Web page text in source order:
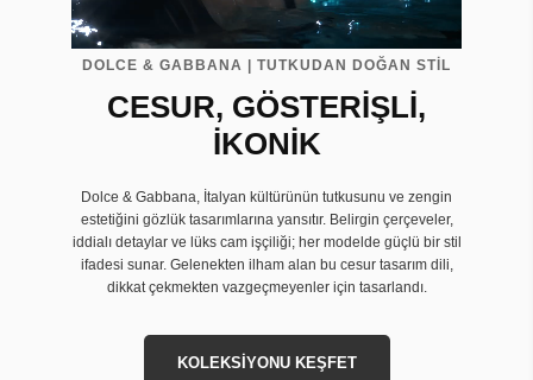
DOLCE & GABBANA | TUTKUDAN DOĞAN STİL
CESUR, GÖSTERİŞLİ,
İKONİK
Dolce & Gabbana, İtalyan kültürünün tutkusunu ve zengin
estetiğini gözlük tasarımlarına yansıtır. Belirgin çerçeveler,
iddialı detaylar ve lüks cam işçiliği; her modelde güçlü bir stil
ifadesi sunar. Gelenekten ilham alan bu cesur tasarım dili,
dikkat çekmekten vazgeçmeyenler için tasarlandı.
KOLEKSİYONU KEŞFET